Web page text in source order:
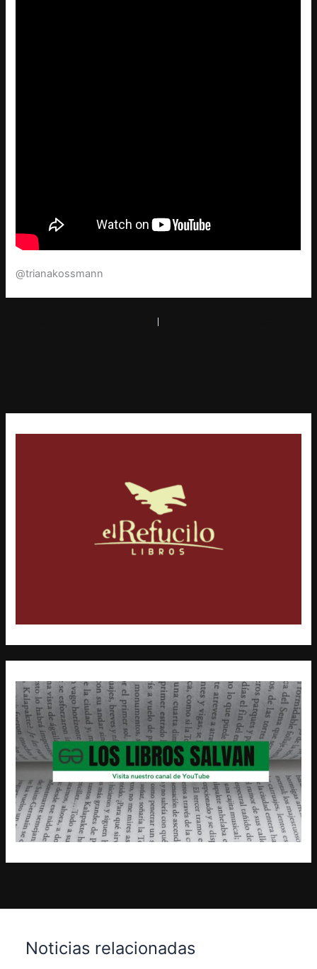
@trianakossmann
Noticias relacionadas